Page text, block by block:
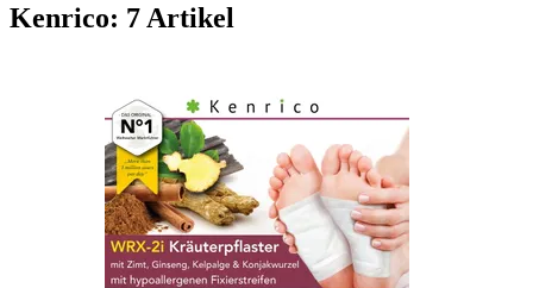
Kenrico: 7 Artikel